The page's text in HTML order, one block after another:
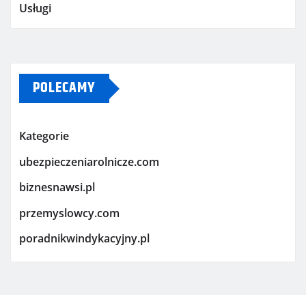
Usługi
POLECAMY
Kategorie
ubezpieczeniarolnicze.com
biznesnawsi.pl
przemyslowcy.com
poradnikwindykacyjny.pl